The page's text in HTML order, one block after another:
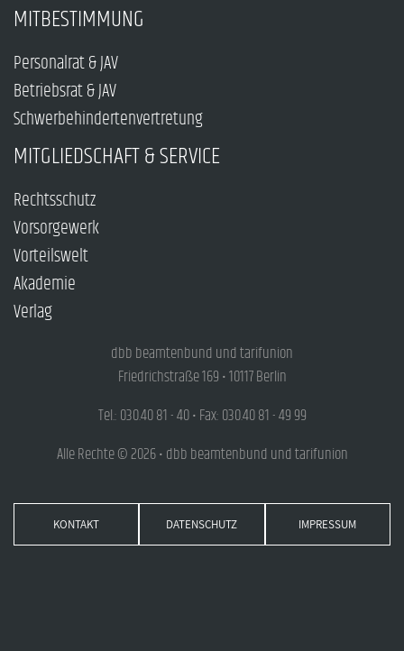
MITBESTIMMUNG
Personalrat & JAV
Betriebsrat & JAV
Schwerbehindertenvertretung
MITGLIEDSCHAFT & SERVICE
Rechtsschutz
Vorsorgewerk
Vorteilswelt
Akademie
Verlag
dbb beamtenbund und tarifunion
Friedrichstraße 169 • 10117 Berlin
Tel.: 030.40 81 - 40 • Fax: 030.40 81 - 49 99
Alle Rechte © 2026 • dbb beamtenbund und tarifunion
KONTAKT DATENSCHUTZ IMPRESSUM